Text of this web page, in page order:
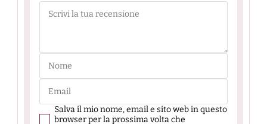
Salva il mio nome, email e sito web in questo
browser per la prossima volta che